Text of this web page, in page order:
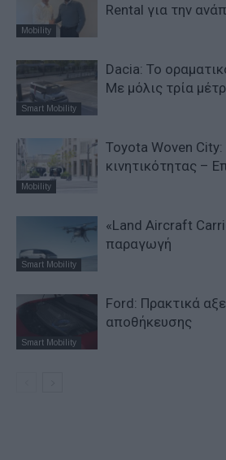
Mobility
Rental για την
Smart Mobility
Dacia: To
Με μόλις τρία
Mobility
Toyota Woven
κινητικότητας –
Smart Mobility
«Land Aircraft
παραγωγή
Smart Mobility
Ford: Πρακτικά
αποθήκευσης